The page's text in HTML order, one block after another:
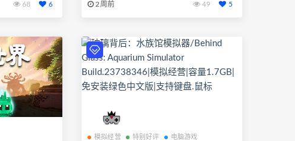
68 6 2周前 49 5
模拟经营 特别好评 电脑游戏